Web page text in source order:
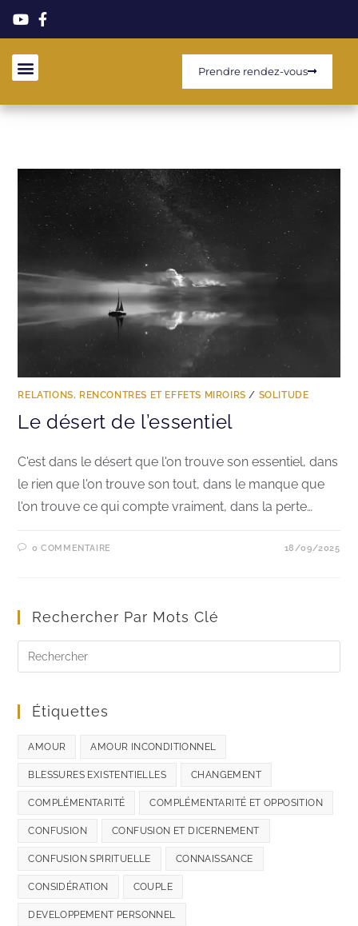
Prendre rendez-vous
RELATIONS, RENCONTRES ET EFFETS MIROIRS / SOLITUDE
Le désert de l’essentiel
C'est dans le désert que l'on trouve son essentiel, dans
le rien que l'on trouve son tout, dans le manque que
l'on trouve ce qui compte vraiment, dans la perte…
0 COMMENTAIRE 18/09/2025
Rechercher Par Mots Clé
Étiquettes
AMOUR AMOUR INCONDITIONNEL
BLESSURES EXISTENTIELLES CHANGEMENT
COMPLÉMENTARITÉ COMPLÉMENTARITÉ ET OPPOSITION
CONFUSION CONFUSION ET DICERNEMENT
CONFUSION SPIRITUELLE CONNAISSANCE
CONSIDÉRATION COUPLE
DEVELOPPEMENT PERSONNEL